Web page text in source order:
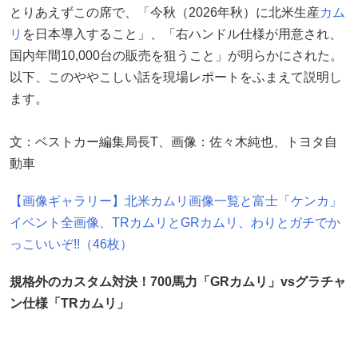
とりあえずこの席で、「今秋（2026年秋）に北米生産カム
リ を日本導入すること」、「右ハンドル仕様が用意され、
国内年間10,000台の販売を狙うこと」が明らかにされた。
以下、このややこしい話を現場レポートをふまえて説明し
ます。
文：ベストカー編集局長T、画像：佐々木純也、トヨタ自
動車
【画像ギャラリー】北米カムリ画像一覧と富士「ケンカ」
イベント全画像、TRカムリとGRカムリ、わりとガチでか
っこいいぞ!!（46枚）
規格外のカスタム対決！700馬力「GRカムリ」vsグラチャ
ン仕様「TRカムリ」